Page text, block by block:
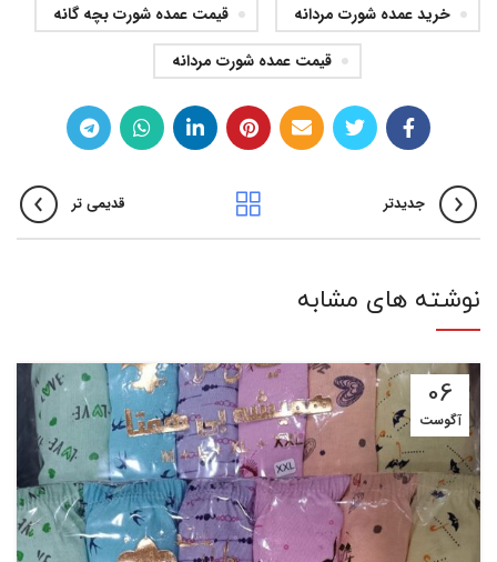
خرید عمده شورت مردانه
قیمت عمده شورت بچه گانه
قیمت عمده شورت مردانه
جدیدتر قدیمی تر
نوشته های مشابه
06
آگوست